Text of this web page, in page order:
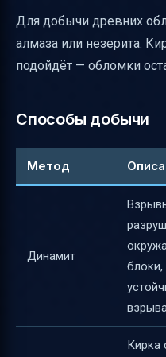
Для добычи древних
алмаза или незерита.
подойдёт — обломки
Способы добычи
Метод
Динамит
Кирка